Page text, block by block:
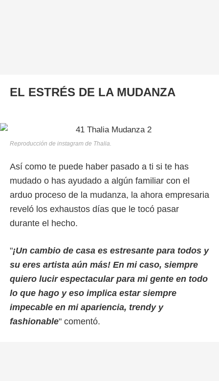
EL ESTRÉS DE LA MUDANZA
Reproducción de instagram de Thalia.
Así como te puede haber pasado a ti si te has
mudado o has ayudado a algún familiar con el
arduo proceso de la mudanza, la ahora empresaria
reveló los exhaustos días que le tocó pasar
durante el hecho.
"¡Un cambio de casa es estresante para todos y
su eres artista aún más! En mi caso, siempre
quiero lucir espectacular para mi gente en todo
lo que hago y eso implica estar siempre
impecable en mi apariencia, trendy y
fashionable" comentó.